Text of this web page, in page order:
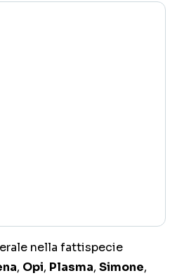
nella fattispecie
, Opi, Plasma, Simone,